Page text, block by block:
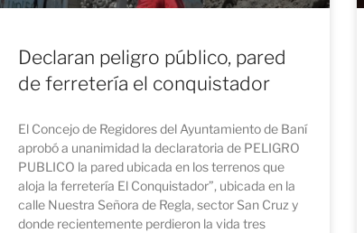
Declaran peligro público, pared
de ferretería el conquistador
El Concejo de Regidores del Ayuntamiento de Baní
aprobó a unanimidad la declaratoria de PELIGRO
PUBLICO la pared ubicada en los terrenos que
aloja la ferretería El Conquistador”, ubicada en la
calle Nuestra Señora de Regla, sector San Cruz y
donde recientemente perdieron la vida tres